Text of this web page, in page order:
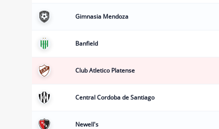
Gimnasia Mendoza
Banfield
Club Atletico Platense
Central Cordoba de Santiago
Newell's